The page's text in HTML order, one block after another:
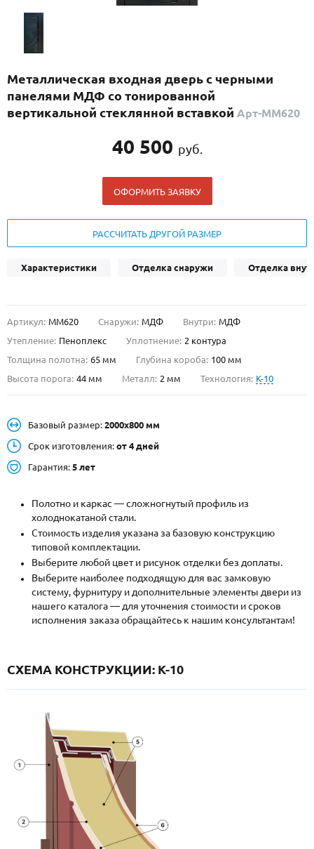
(29)
ПО НАЗНАЧЕНИЮ
О НАС
Металлические двери от производителя с доставкой и установкой в
Москве и МО
НАЙТИ:
+7 (495) 411-44-41
INFO@META-M.RU
ЗАПРОСИТЬ РАСЧЕТ
Каталог Распродажа Как купить
Записаться на замер
Металлическая входная дверь с черными
панелями МДФ со тонированной
вертикальной стеклянной вставкой Арт-ММ620
40 500 руб.
ОФОРМИТЬ ЗАЯВКУ
РАССЧИТАТЬ ДРУГОЙ РАЗМЕР
Характеристики Отделка снаружи Отделка
Артикул: ММ620 Снаружи: МДФ Внутри: МДФ
Утепление: Пеноплекс Уплотнение: 2 контура
Толщина полотна: 65 мм Глубина короба: 100 мм
Высота порога: 44 мм Металл: 2 мм Технология: K-10
Базовый размер: 2000х800 мм
Срок изготовления: от 4 дней
Гарантия: 5 лет
Полотно и каркас — сложногнутый профиль из
холоднокатаной стали.
Стоимость изделия указана за базовую конструкцию
типовой комплектации.
Выберите любой цвет и рисунок отделки без доплаты.
Выберите наиболее подходящую для вас замковую
систему, фурнитуру и дополнительные элементы двери из
нашего каталога — для уточнения стоимости и сроков
исполнения заказа обращайтесь к нашим консультантам!
СХЕМА КОНСТРУКЦИИ: K-10